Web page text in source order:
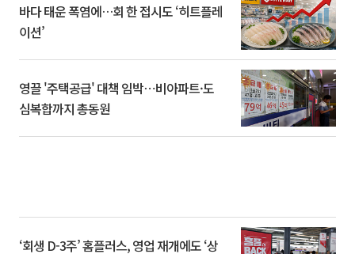
바다 태운 폭염에…회 한 접시도 ‘히트플레
이션’
영끌 '주택공급' 대책 임박⋯비아파트·도
심복합까지 총동원
‘회생 D-3주’ 홈플러스, 영업 재개에도 ‘상